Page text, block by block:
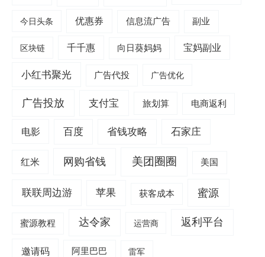
今日头条 优惠券 信息流广告 副业
区块链 千千惠 向日葵妈妈 宝妈副业
小红书聚光 广告代投 广告优化
广告投放 支付宝 旅划算 电商返利
电影 百度 省钱攻略 石家庄
红米 网购省钱 美团圈圈 美国
联联周边游 苹果 获客成本 蜜源
蜜源教程 达令家 运营商 返利平台
邀请码 阿里巴巴 雷军